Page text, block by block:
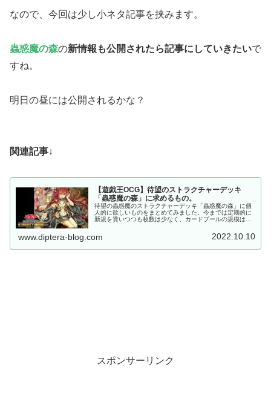
なので、今回は少し小ネタ記事を挟みます。
蟲惑魔の森の新情報も公開されたら記事にしていきたいで
すね。
明日の昼には公開されるかな？
関連記事↓
【遊戯王OCG】待望のストラクチャーデッキ
「蟲惑魔の森」に求めるもの。
待望の蟲惑魔のストラクチャーデッキ「蟲惑魔の森」に個
人的に欲しいものをまとめてみました。今までは定期的に
新規を貰いつつも枚数は少なく、カードプールの規模は小
ると思いますので、期待する事を列挙していきます。
www.diptera-blog.com 2022.10.10
スポンサーリンク